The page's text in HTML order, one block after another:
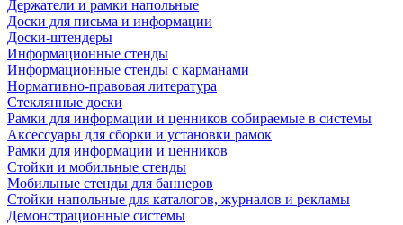
Держатели и рамки напольные
Доски для письма и информации
Доски-штендеры
Информационные стенды
Информационные стенды с карманами
Нормативно-правовая литература
Стеклянные доски
Рамки для информации и ценников собираемые в системы
Аксессуары для сборки и установки рамок
Рамки для информации и ценников
Стойки и мобильные стенды
Мобильные стенды для баннеров
Стойки напольные для каталогов, журналов и рекламы
Демонстрационные системы